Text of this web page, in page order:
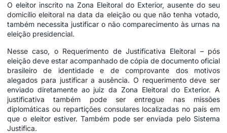
O eleitor inscrito na Zona Eleitoral do Exterior, ausente do seu
domicílio eleitoral na data da eleição ou que não tenha votado,
também necessita justificar o não comparecimento às urnas na
eleição presidencial.
Nesse caso, o Requerimento de Justificativa Eleitoral – pós
eleição deve estar acompanhado de cópia de documento oficial
brasileiro de identidade e de comprovante dos motivos
alegados para justificar a ausência. O requerimento deve ser
enviado diretamente ao juiz da Zona Eleitoral do Exterior. A
justificativa também pode ser entregue nas missões
diplomáticas ou repartições consulares localizadas no país em
que o eleitor estiver. Também pode ser enviada pelo Sistema
Justifica.